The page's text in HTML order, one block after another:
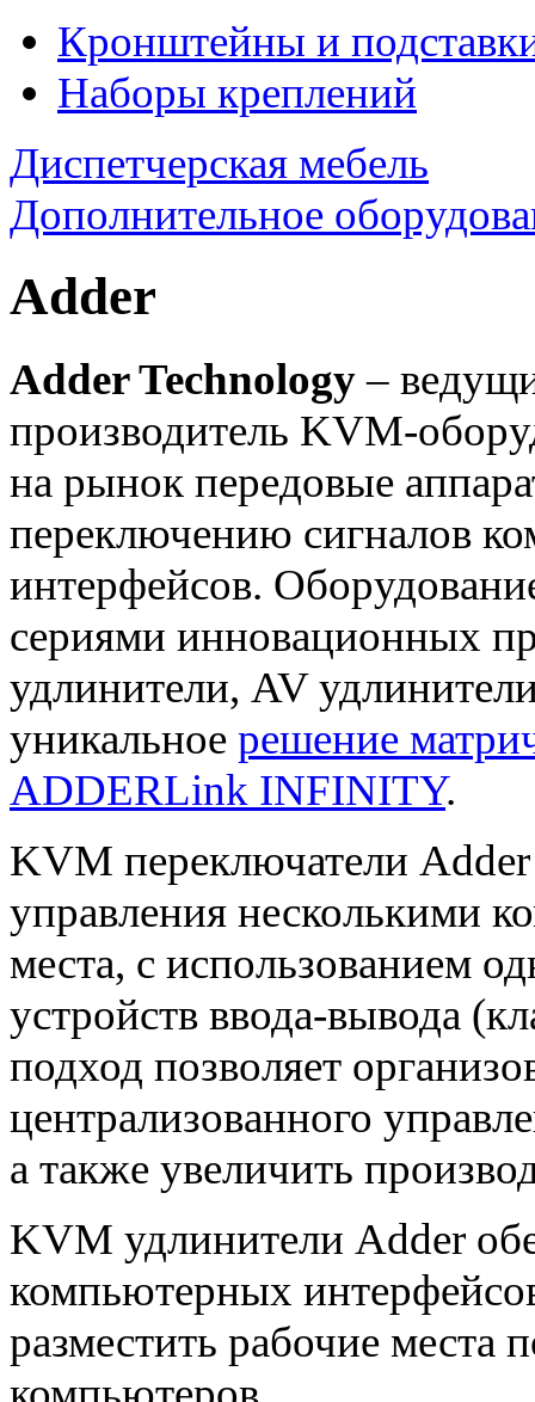
Кронштейны и
Наборы креплений
Диспетчерская мебель
Дополнительное
Adder
Adder Technology–
производитель KVM-
на рынок передовые
переключению сигналов
интерфейсов.
сериями инновационных
удлинители, AV
уникальное решение
ADDERLink INFINITY.
KVM переключатели
управления несколькими
места, с использованием
устройств ввода-вывода
подход позволяет
централизованного
а также увеличить
KVM удлинители Adder
компьютерных
разместить рабочие места